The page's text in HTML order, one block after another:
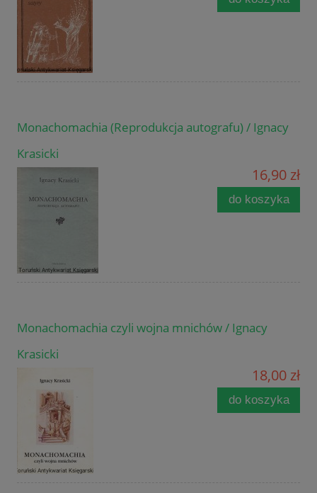
Monachomachia (Reprodukcja autografu) / Ignacy
Krasicki
16,90 zł
do koszyka
Monachomachia czyli wojna mnichów / Ignacy
Krasicki
18,00 zł
do koszyka